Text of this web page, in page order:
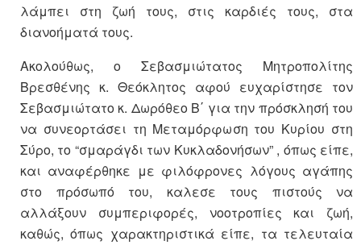
λάμπει στη ζωή τους, στις καρδιές τους, στα
διανοήματά τους.
Ακολούθως, ο Σεβασμιώτατος Μητροπολίτης
Βρεσθένης κ. Θεόκλητος αφού ευχαρίστησε τον
Σεβασμιώτατο κ. Δωρόθεο Β΄ για την πρόσκλησή του
να συνεορτάσει τη Μεταμόρφωση του Κυρίου στη
Σύρο, το “σμαράγδι των Κυκλαδονήσων” , όπως είπε,
και αναφέρθηκε με φιλόφρονες λόγους αγάπης
στο πρόσωπό του, καλεσε τους πιστούς να
αλλάξουν συμπεριφορές, νοοτροπίες και ζωή,
καθώς, όπως χαρακτηριστικά είπε, τα τελευταία